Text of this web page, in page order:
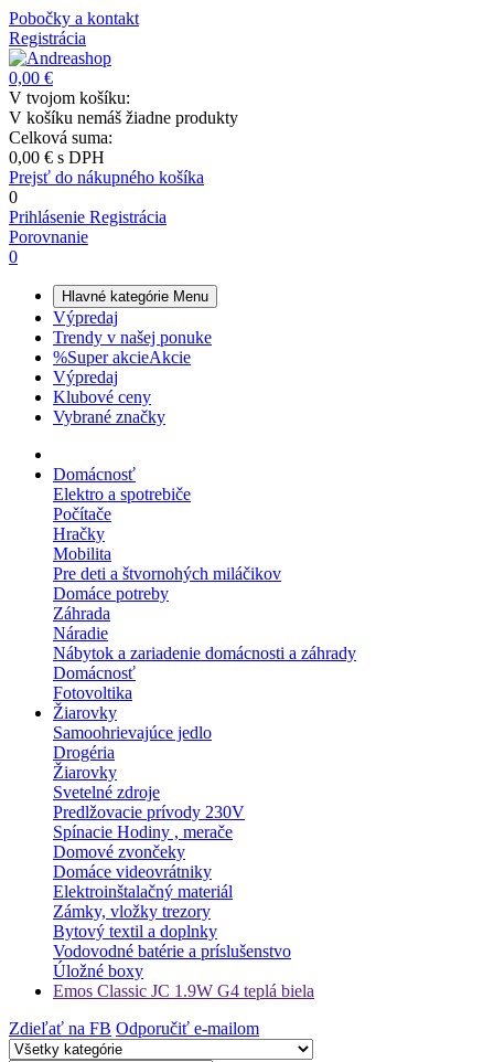
Pobočky a kontakt
Registrácia
0,00 €
V tvojom košíku:
V košíku nemáš žiadne produkty
Celková suma:
0,00 € s DPH
Prejsť do nákupného košíka
0
Prihlásenie Registrácia
Porovnanie
0
Hlavné kategórie Menu
Výpredaj
Trendy v našej ponuke
%Super akcieAkcie
Výpredaj
Klubové ceny
Vybrané značky
Domácnosť
Elektro a spotrebiče
Počítače
Hračky
Mobilita
Pre deti a štvornohých miláčikov
Domáce potreby
Záhrada
Náradie
Nábytok a zariadenie domácnosti a záhrady
Domácnosť
Fotovoltika
Žiarovky
Samoohrievajúce jedlo
Drogéria
Žiarovky
Svetelné zdroje
Predlžovacie prívody 230V
Spínacie Hodiny , merače
Domové zvončeky
Domáce videovrátniky
Elektroinštalačný materiál
Zámky, vložky trezory
Bytový textil a doplnky
Vodovodné batérie a príslušenstvo
Úložné boxy
Emos Classic JC 1.9W G4 teplá biela
Zdieľať na FB Odporučiť e-mailom